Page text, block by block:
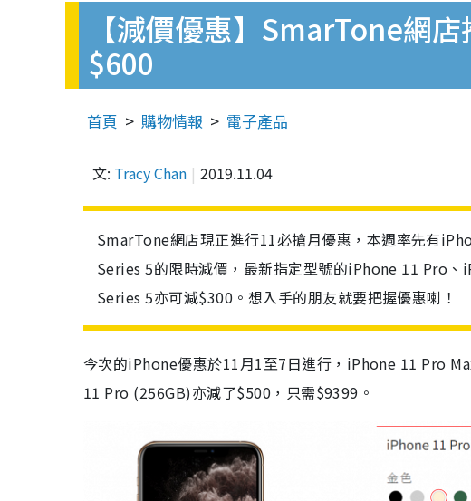
【減價優惠】SmarTone網
$600
首頁 購物情報 電子產品
文: Tracy Chan 2019.11.04
SmarTone網店現正進行11必搶月優惠，本週率先有
Series 5的限時減價，最新指定型號的iPhone 11 Pro
Series 5亦可減$300。想入手的朋友就要把握優惠喇！
今次的iPhone優惠於11月1至7日進行，iPhone 11 Pro
11 Pro (256GB)亦減了$500，只需$9399。